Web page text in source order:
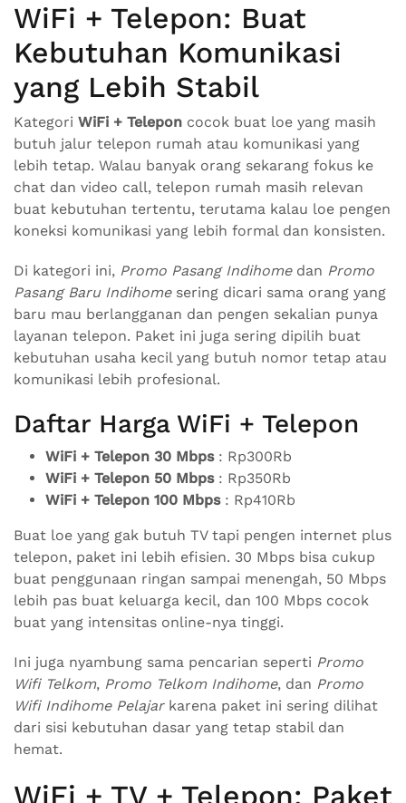
WiFi + Telepon: Buat
Kebutuhan Komunikasi
yang Lebih Stabil
Kategori WiFi + Telepon cocok buat loe yang masih
butuh jalur telepon rumah atau komunikasi yang
lebih tetap. Walau banyak orang sekarang fokus ke
chat dan video call, telepon rumah masih relevan
buat kebutuhan tertentu, terutama kalau loe pengen
koneksi komunikasi yang lebih formal dan konsisten.
Di kategori ini, Promo Pasang Indihomedan Promo
Pasang Baru Indihomesering dicari sama orang yang
baru mau berlangganan dan pengen sekalian punya
layanan telepon. Paket ini juga sering dipilih buat
kebutuhan usaha kecil yang butuh nomor tetap atau
komunikasi lebih profesional.
Daftar Harga WiFi + Telepon
WiFi + Telepon 30 Mbps: Rp300Rb
WiFi + Telepon 50 Mbps: Rp350Rb
WiFi + Telepon 100 Mbps: Rp410Rb
Buat loe yang gak butuh TV tapi pengen internet plus
telepon, paket ini lebih efisien. 30 Mbps bisa cukup
buat penggunaan ringan sampai menengah, 50 Mbps
lebih pas buat keluarga kecil, dan 100 Mbps cocok
buat yang intensitas online-nya tinggi.
Ini juga nyambung sama pencarian seperti Promo
Wifi Telkom, Promo Telkom Indihome, dan Promo
Wifi Indihome Pelajarkarena paket ini sering dilihat
dari sisi kebutuhan dasar yang tetap stabil dan
hemat.
WiFi + TV + Telepon: Paket